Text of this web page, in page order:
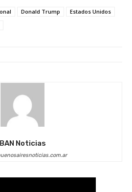
Donald Trump
Estados Unidos
BAN Noticias